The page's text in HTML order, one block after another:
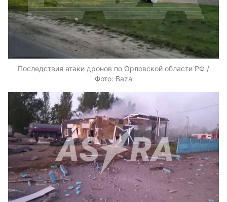
Последствия атаки дронов по Орловской области РФ /
Фото: Baza